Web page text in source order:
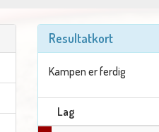
Resultatkort
Kampen er ferdig
Lag